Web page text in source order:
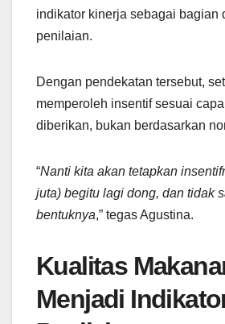
indikator kinerja sebagai bagian
penilaian.
Dengan pendekatan tersebut,
memperoleh insentif sesuai
diberikan, bukan berdasarkan
“Nanti kita akan tetapkan
juta) begitu lagi dong, dan tidak
bentuknya,” tegas Agustina.
Kualitas
Menjadi